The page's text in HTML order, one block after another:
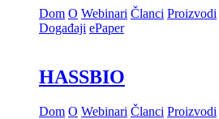
Dom O Webinari Članci Proizvodi
Događaji ePaper
HASSBIO
Dom O Webinari Članci Proizvodi